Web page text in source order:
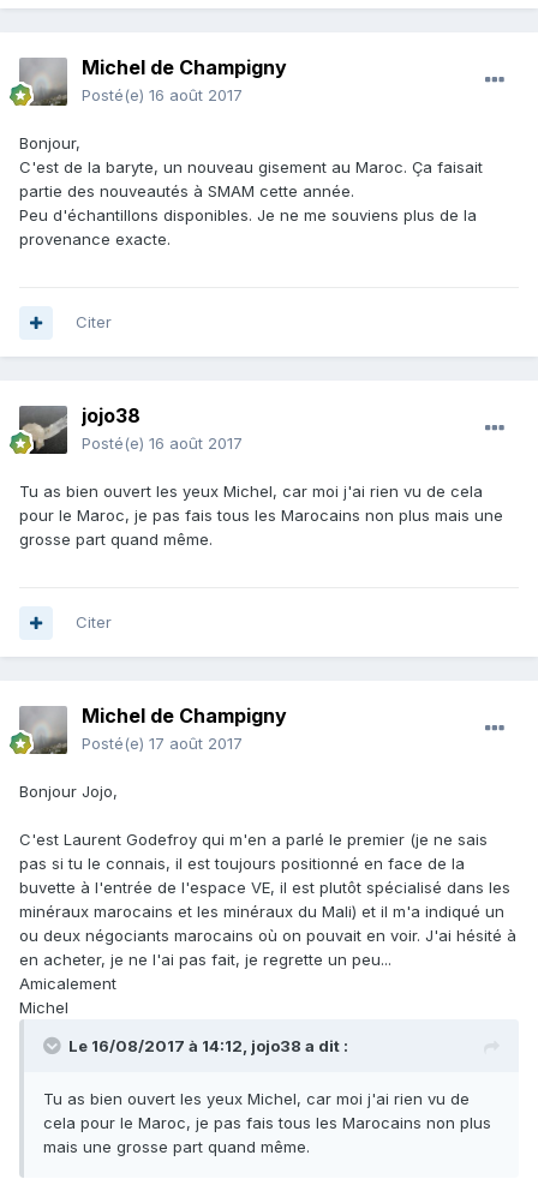
Michel de Champigny
Posté(e) 16 août 2017
Bonjour,
C'est de la baryte, un nouveau gisement au Maroc. Ça faisait
partie des nouveautés à SMAM cette année.
Peu d'échantillons disponibles. Je ne me souviens plus de la
provenance exacte.
Citer
jojo38
Posté(e) 16 août 2017
Tu as bien ouvert les yeux Michel, car moi j'ai rien vu de cela
pour le Maroc, je pas fais tous les Marocains non plus mais une
grosse part quand même.
Citer
Michel de Champigny
Posté(e) 17 août 2017
Bonjour Jojo,
C'est Laurent Godefroy qui m'en a parlé le premier (je ne sais
pas si tu le connais, il est toujours positionné en face de la
buvette à l'entrée de l'espace VE, il est plutôt spécialisé dans les
minéraux marocains et les minéraux du Mali) et il m'a indiqué un
ou deux négociants marocains où on pouvait en voir. J'ai hésité à
en acheter, je ne l'ai pas fait, je regrette un peu...
Amicalement
Michel
Le 16/08/2017 à 14:12, jojo38 a dit :
Tu as bien ouvert les yeux Michel, car moi j'ai rien vu de
cela pour le Maroc, je pas fais tous les Marocains non plus
mais une grosse part quand même.